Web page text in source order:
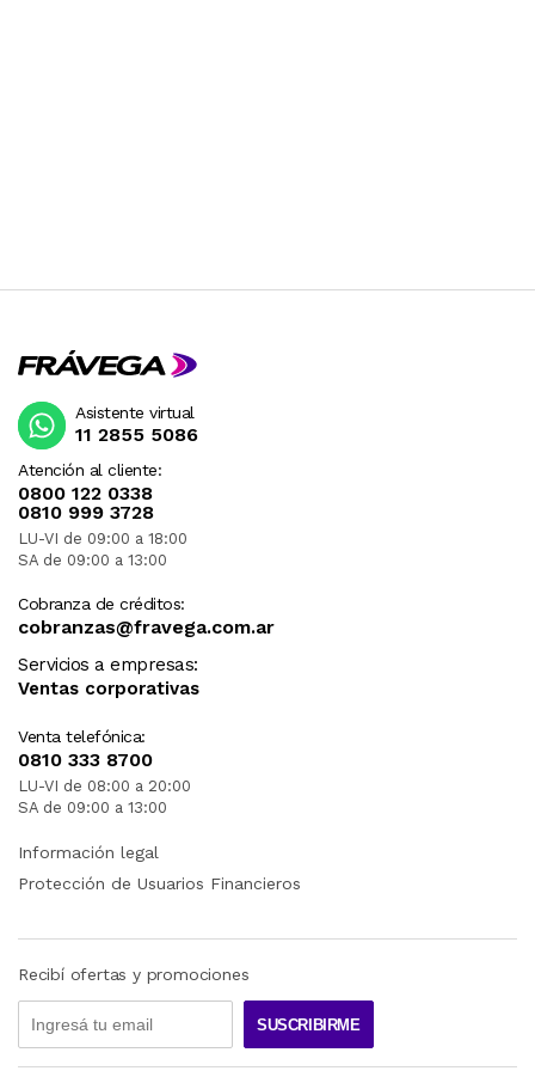
Atención al cliente:
0800 122 0338
0810 999 3728
LU-VI de 09:00 a 18:00
SA de 09:00 a 13:00
Cobranza de créditos:
cobranzas@fravega.com.ar
Servicios a empresas:
Ventas corporativas
Venta telefónica:
0810 333 8700
LU-VI de 08:00 a 20:00
SA de 09:00 a 13:00
Asistente virtual
11 2855 5086
Información legal
Protección de Usuarios Financieros
Recibí ofertas y promociones
SUSCRIBIRME